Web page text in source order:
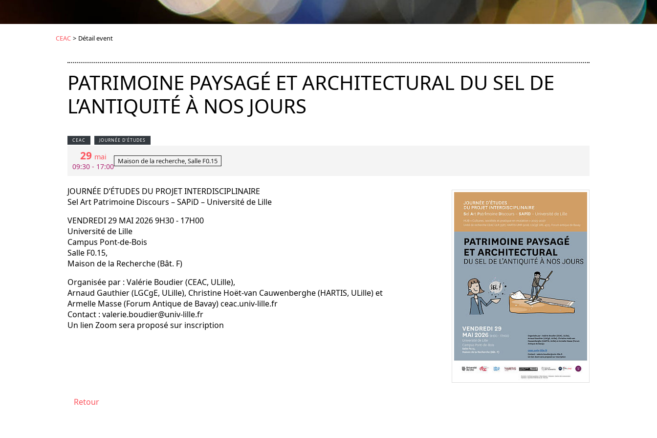
CEAC > Détail event
PATRIMOINE PAYSAGÉ ET ARCHITECTURAL DU SEL DE
L’ANTIQUITÉ À NOS JOURS
CEAC JOURNÉE D'ÉTUDES
29 mai
09:30 - 17:00
Maison de la recherche, Salle F0.15
JOURNÉE D’ÉTUDES DU PROJET INTERDISCIPLINAIRE
Sel Art Patrimoine Discours – SAPiD – Université de Lille
VENDREDI 29 MAI 2026 9H30 - 17H00
Université de Lille
Campus Pont-de-Bois
Salle F0.15,
Maison de la Recherche (Bât. F)
Organisée par : Valérie Boudier (CEAC, ULille),
Arnaud Gauthier (LGCgE, ULille), Christine Hoët-van Cauwenberghe (HARTIS, ULille) et
Armelle Masse (Forum Antique de Bavay) ceac.univ-lille.fr
Contact : valerie.boudier@univ-lille.fr
Un lien Zoom sera proposé sur inscription
Retour